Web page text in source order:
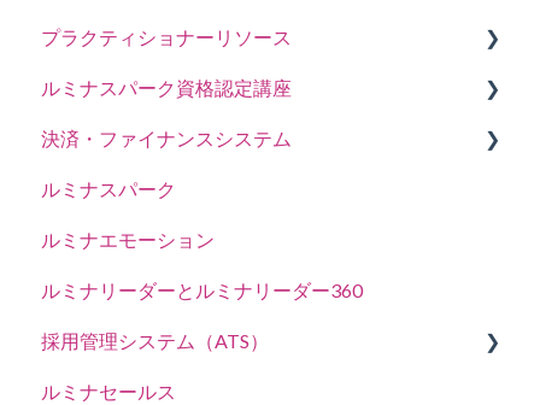
プロジェクトの作成、参加者の招待、ポートレー
る
アクセス委譲
プラクティショナーリソース
コーチングとワークショップガイド
ルミナスパーク資格認定講座
オンライン学習ポータル（LLXP）
決済・ファイナンスシステム
ポイントの購入・追加
住所、税金、連絡先
ルミナスパーク
ルミナエモーション
ルミナリーダーとルミナリーダー360
採用管理システム（ATS）
採用管理システム （ATS）
ルミナセールス